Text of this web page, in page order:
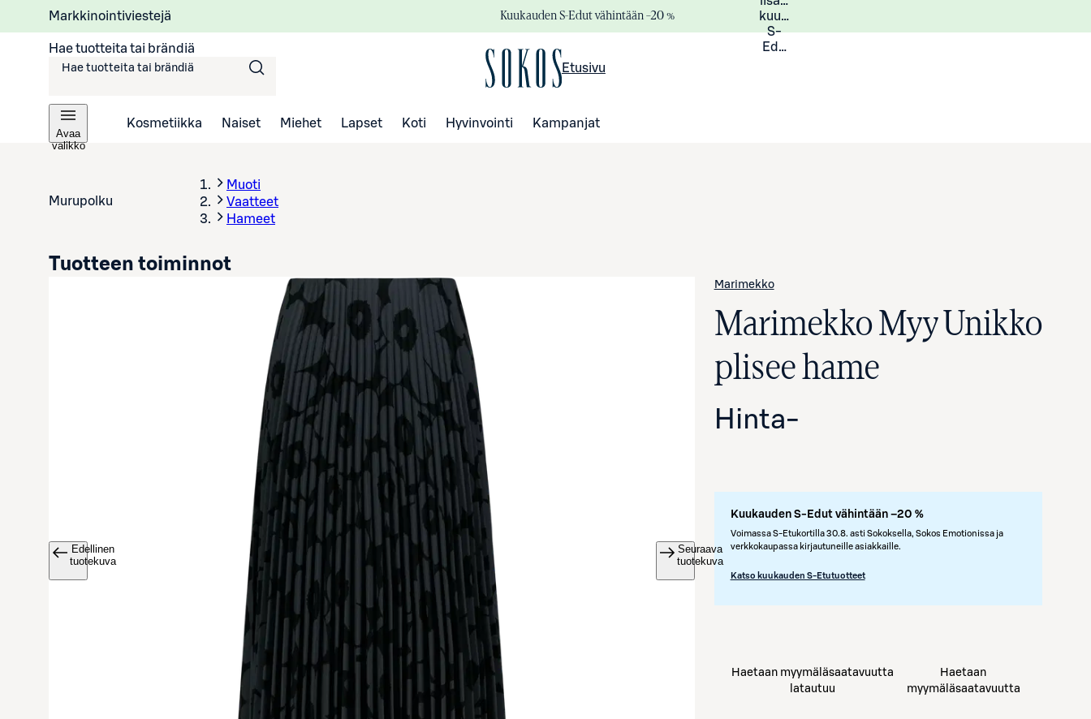
Markkinointiviestejä Kuukauden S-Edut vähintään –20 %
kuukauden
S-
Eduista
Hae tuotteita tai brändiä
Etusivu
Avaa
valikko
Kosmetiikka Naiset Miehet Lapset Koti Hyvinvointi Kampanjat
Murupolku
Muoti
Vaatteet
Hameet
Avaa tuotekuva suurennettuna
Edellinen
tuotekuva
Seuraava
tuotekuva
Marimekko
Marimekko Myy Unikko
plisee hame
Hinta-
Kuukauden S-Edut vähintään –20 %
Voimassa S-Etukortilla 30.8. asti Sokoksella, Sokos Emotionissa ja
verkkokaupassa kirjautuneille asiakkaille.
Katso kuukauden S-Etutuotteet
Tuotteen toiminnot
Haetaan myymäläsaatavuutta
latautuu
Haetaan
myymäläsaatavuutta